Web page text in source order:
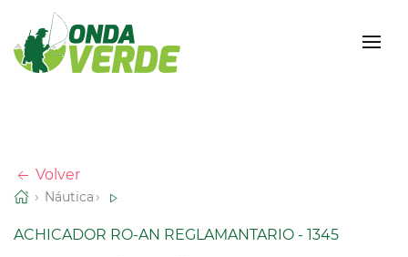
Volver
Náutica
ACHICADOR RO-AN REGLAMANTARIO - 1345